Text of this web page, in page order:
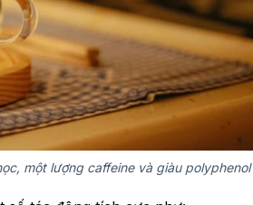
một lượng caffeine và giàu polyphenol